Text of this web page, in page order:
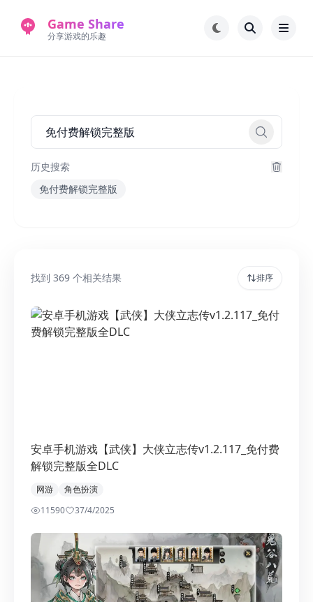
Game Share
分享游戏的乐趣
新版游戏站
永久地址
历史搜索
免付费解锁完整版
找到 369 个相关结果 排序
安卓手机游戏【武侠】大侠立志传v1.2.117_免付费
解锁完整版全DLC
网游
角色扮演
11590
37/4/2025